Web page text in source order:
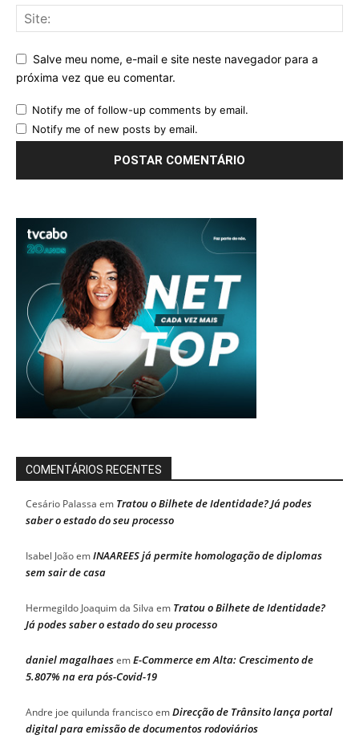
Salve meu nome, e-mail e site neste navegador para a
próxima vez que eu comentar.
Notify me of follow-up comments by email.
Notify me of new posts by email.
COMENTÁRIOS RECENTES
Cesário Palassa em Tratou o Bilhete de Identidade? Já podes
saber o estado do seu processo
Isabel JoãoemINAAREES já permite homologação de diplomas
sem sair de casa
Hermegildo Joaquim da Silva em Tratou o Bilhete de Identidade?
Já podes saber o estado do seu processo
daniel magalhaesemE-Commerce em Alta: Crescimento de
5.807% na era pós-Covid-19
Andre joe quilunda franciscoemDirecção de Trânsito lança portal
digital para emissão de documentos rodoviários